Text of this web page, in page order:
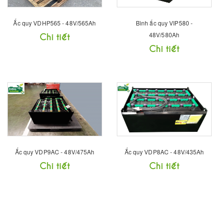
Ắc quy VDHP565 - 48V/565Ah
Chi tiết
Bình ắc quy VIP580 -
48V/580Ah
Chi tiết
Ắc quy VDP9AC - 48V/475Ah
Chi tiết
Ắc quy VDP8AC - 48V/435Ah
Chi tiết